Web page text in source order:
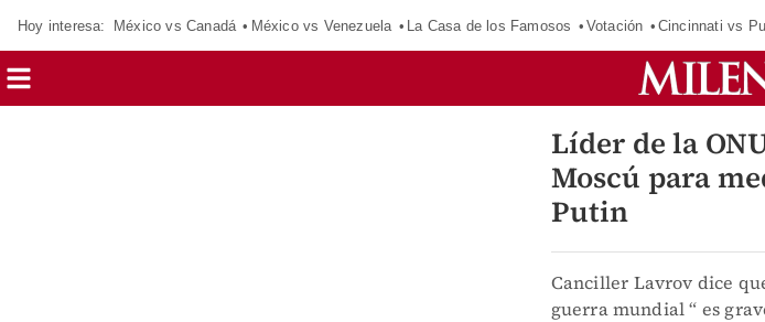
Hoy interesa: México vs Canadá México vs Venezuela La Casa de los Famosos Votación Cincinnati vs
Líder de la
Moscú para
Putin
Canciller Lavrov dice
guerra mundial “ es